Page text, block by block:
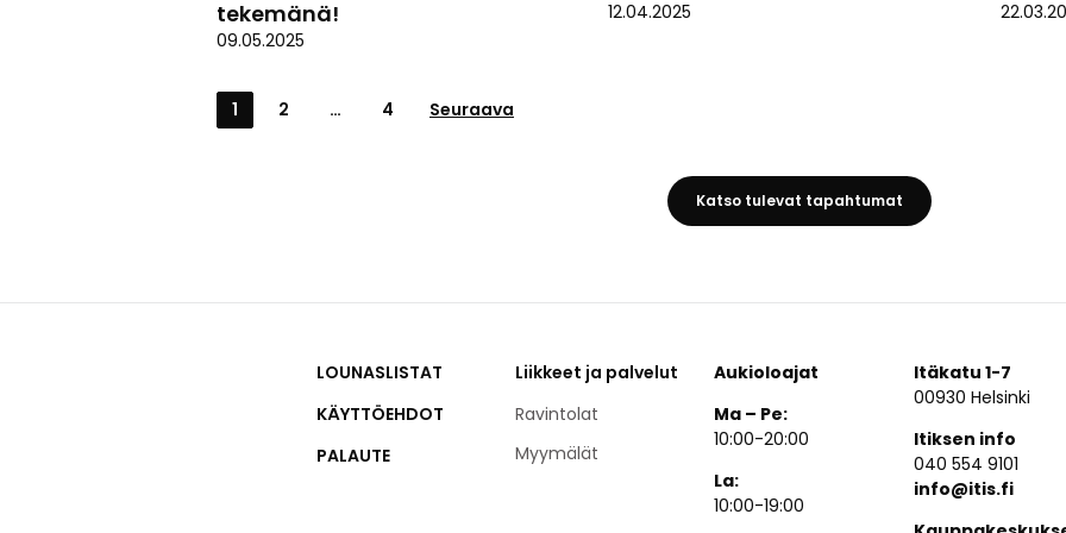
tekemänä!
09.05.2025
12.04.2025
1 2 … 4 Seuraava
Katso tulevat tapahtumat
LOUNASLISTAT
KÄYTTÖEHDOT
PALAUTE
Liikkeet ja palvelut
Ravintolat
Myymälät
Aukioloajat
Ma – Pe:
10:00-20:00
La:
10:00-19:00
Itäkatu 1-7
00930 Helsinki
Itiksen info
040 554 9101
info@itis.fi